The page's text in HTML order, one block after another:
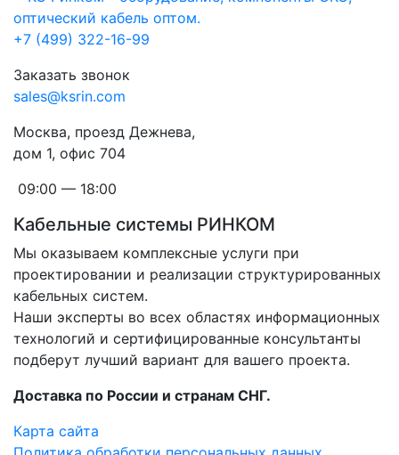
+7 (499) 322-16-99
Заказать звонок
sales@ksrin.com
Москва, проезд Дежнева,
дом 1, офис 704
09:00 — 18:00
Кабельные системы РИНКОМ
Мы оказываем комплексные услуги при
проектировании и реализации структурированных
кабельных систем.
Наши эксперты во всех областях информационных
технологий и сертифицированные консультанты
подберут лучший вариант для вашего проекта.
Доставка по России и странам СНГ.
Карта сайта